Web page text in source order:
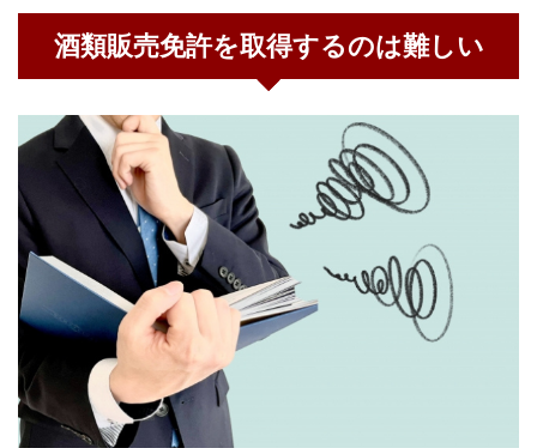
酒類販売免許を取得するのは難しい